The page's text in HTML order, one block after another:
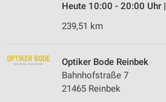
Heute 10:00 - 20:00 Uhr |
239,51 km
Optiker Bode Reinbek
Bahnhofstraße 7
21465 Reinbek